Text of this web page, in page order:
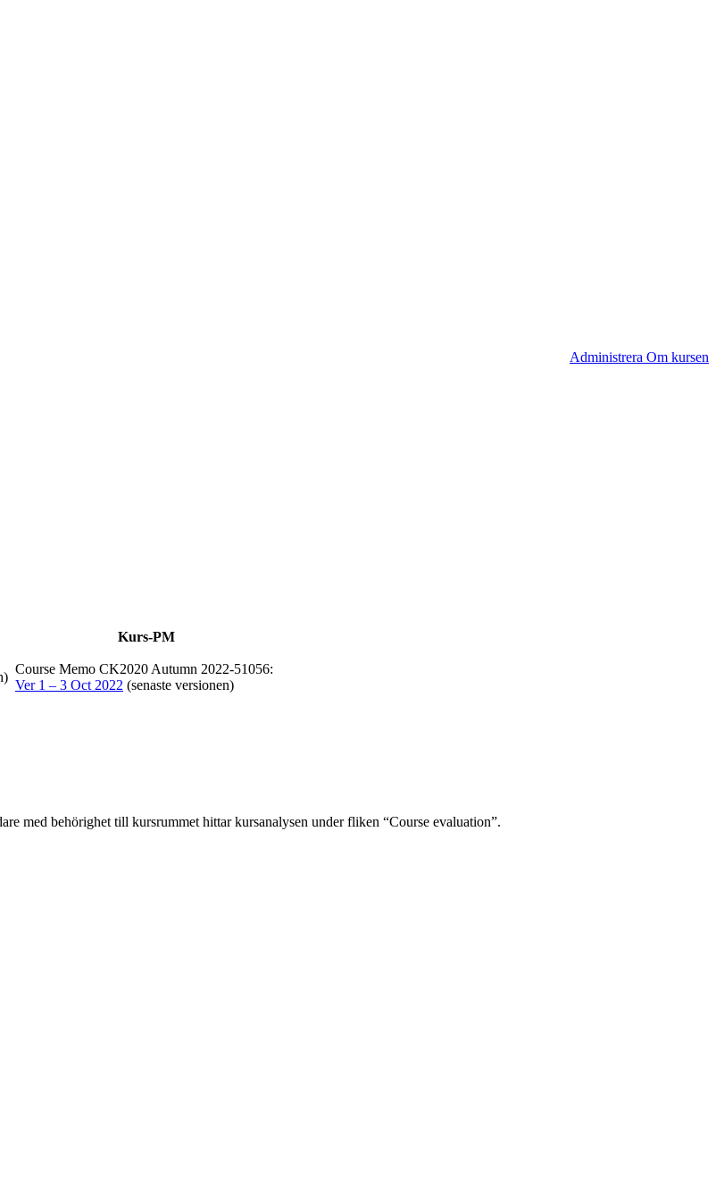
Administrera Om kursen
Kurs-PM
Course Memo CK2020 Autumn 2022-51056:
Ver 1 – 3 Oct 2022 (senaste versionen)
med behörighet till kursrummet hittar kursanalysen under fliken “Course evaluation”.